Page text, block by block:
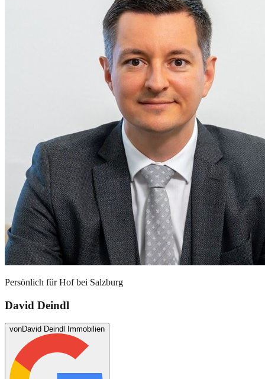
Persönlich fürHof bei Salzburg
David Deindl
vonDavid Deindl Immobilien